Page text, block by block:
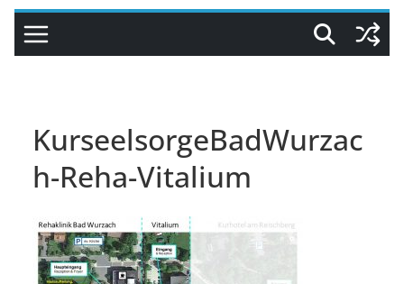
KurseelsorgeBadWurzac
h-Reha-Vitalium